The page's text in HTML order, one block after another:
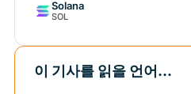
Solana
SOL
이 기사를 읽을 언어...